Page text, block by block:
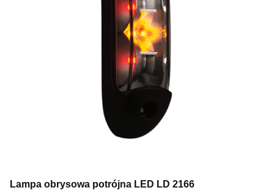
Lampa obrysowa potrójna LED LD 2166